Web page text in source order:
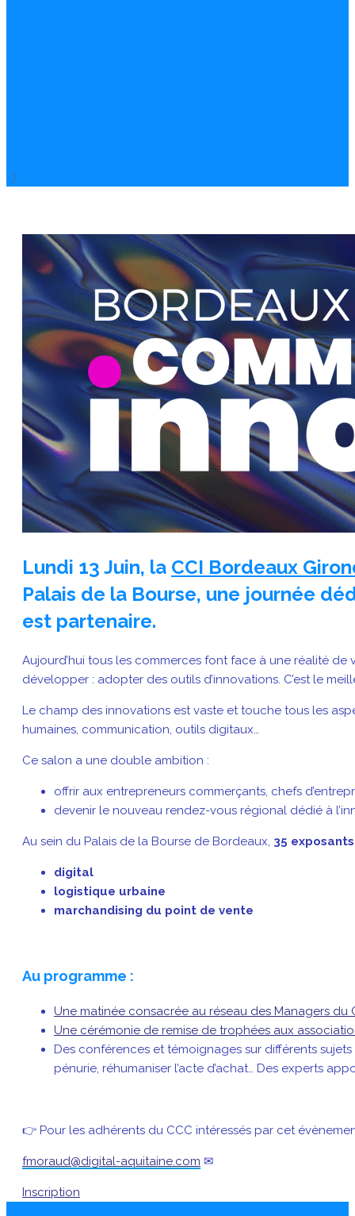
Lundi 13 Juin, la CCI Bordeaux
Palais de la Bourse, une journée
est partenaire.
Aujourd’hui tous les commerces font face à une réalité
développer : adopter des outils d’innovations. C’est le
Le champ des innovations est vaste et touche tous les
humaines, communication, outils digitaux…
Ce salon a une double ambition :
offrir aux entrepreneurs commerçants, chefs
devenir le nouveau rendez-vous régional dédié à
Au sein du Palais de la Bourse de Bordeaux, 35 exposants
digital
logistique urbaine
marchandising du point de vente
Au programme :
Une matinée consacrée au réseau des Managers du
Une cérémonie de remise de trophées aux
Des conférences et témoignages sur différents
pénurie, réhumaniser l’acte d’achat… Des experts
👉 Pour les adhérents du CCC intéressés par cet
fmoraud@digital-aquitaine.com ✉
Inscription